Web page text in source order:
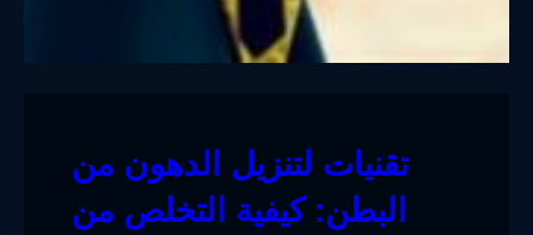
تقنيات لتنزيل الدهون من
البطن: كيفية التخلص من